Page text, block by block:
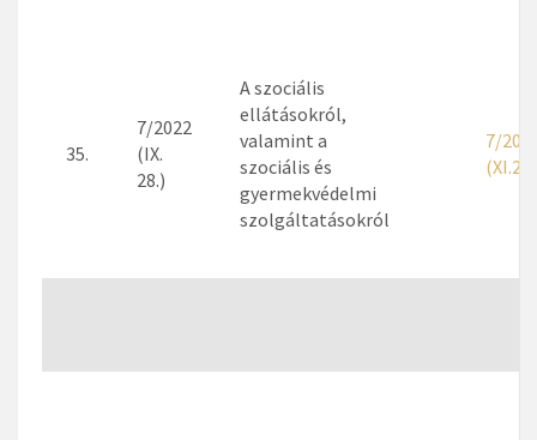
35.
7/2022
(IX.
28.)
A szociális
ellátásokról,
valamint a
szociális és
gyermekvédelmi
szolgáltatásokról
7/